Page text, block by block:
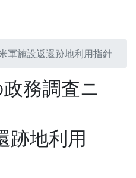
軍施設返還跡地利用指針
政務調査ニ
跡地利用